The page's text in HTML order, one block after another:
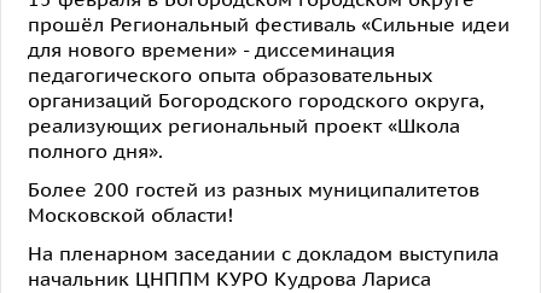
прошёл Региональный фестиваль «Сильные идеи
для нового времени» - диссеминация
педагогического опыта образовательных
организаций Богородского городского округа,
реализующих региональный проект «Школа
полного дня».
Более 200 гостей из разных муниципалитетов
Московской области!
На пленарном заседании с докладом выступила
начальник ЦНППМ КУРО Кудрова Лариса